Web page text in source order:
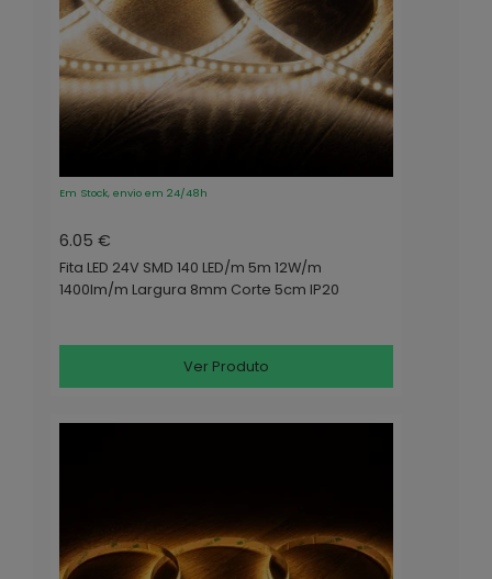
Em Stock, envio em 24/48h
6.05 €
Fita LED 24V SMD 140 LED/m 5m 12W/m
1400lm/m Largura 8mm Corte 5cm IP20
Ver Produto